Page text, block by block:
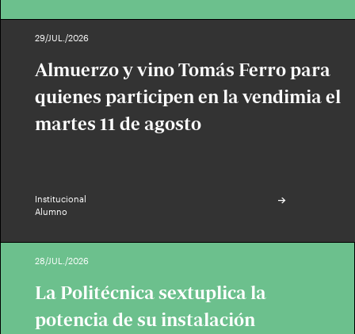
29/JUL./2026
Almuerzo y vino Tomás Ferro para
quienes participen en la vendimia el
martes 11 de agosto
Institucional
Alumno
28/JUL./2026
La Politécnica sextuplica la
potencia de su instalación